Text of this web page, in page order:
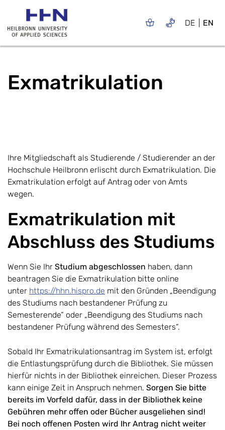
DE EN
Exmatrikulation
Ihre Mitgliedschaft als Studierende / Studierender an der
Hochschule Heilbronn erlischt durch Exmatrikulation. Die
Exmatrikulation erfolgt auf Antrag oder von Amts
wegen.
Exmatrikulation mit
Abschluss des Studiums
Wenn Sie Ihr Studium abgeschlossen haben, dann
beantragen Sie die Exmatrikulation bitte online
unter https://hhn.hispro.de mit den Gründen „Beendigung
des Studiums nach bestandener Prüfung zu
Semesterende“ oder „Beendigung des Studiums nach
bestandener Prüfung während des Semesters“.
Sobald Ihr Exmatrikulationsantrag im System ist, erfolgt
die Entlastungsprüfung durch die Bibliothek. Sie müssen
hierfür nichts in der Bibliothek einreichen. Dieser Prozess
kann einige Zeit in Anspruch nehmen. Sorgen Sie bitte
bereits im Vorfeld dafür, dass in der Bibliothek keine
Gebühren mehr offen oder Bücher ausgeliehen sind!
Bei noch offenen Posten wird Ihr Antrag nicht weiter